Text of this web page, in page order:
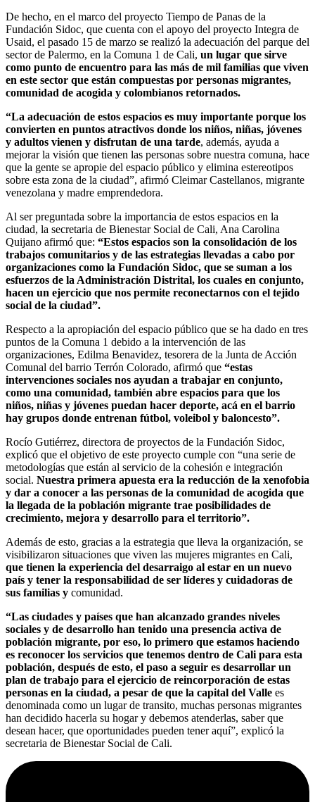
De hecho, en el marco del proyecto Tiempo de Panas de la
Fundación Sidoc, que cuenta con el apoyo del proyecto Integra de
Usaid, el pasado 15 de marzo se realizó la adecuación del parque del
sector de Palermo, en la Comuna 1 de Cali, un lugar que sirve
como punto de encuentro para las más de mil familias que viven
en este sector que están compuestas por personas migrantes,
comunidad de acogida y colombianos retornados.
“La adecuación de estos espacios es muy importante porque los
convierten en puntos atractivos donde los niños, niñas, jóvenes
y adultos vienen y disfrutan de una tarde, además, ayuda a
mejorar la visión que tienen las personas sobre nuestra comuna, hace
que la gente se apropie del espacio público y elimina estereotipos
sobre esta zona de la ciudad”, afirmó Cleimar Castellanos, migrante
venezolana y madre emprendedora.
Al ser preguntada sobre la importancia de estos espacios en la
ciudad, la secretaria de Bienestar Social de Cali, Ana Carolina
Quijano afirmó que: “Estos espacios son la consolidación de los
trabajos comunitarios y de las estrategias llevadas a cabo por
organizaciones como la Fundación Sidoc, que se suman a los
esfuerzos de la Administración Distrital, los cuales en conjunto,
hacen un ejercicio que nos permite reconectarnos con el tejido
social de la ciudad”.
Respecto a la apropiación del espacio público que se ha dado en tres
puntos de la Comuna 1 debido a la intervención de las
organizaciones, Edilma Benavidez, tesorera de la Junta de Acción
Comunal del barrio Terrón Colorado, afirmó que “estas
intervenciones sociales nos ayudan a trabajar en conjunto,
como una comunidad, también abre espacios para que los
niños, niñas y jóvenes puedan hacer deporte, acá en el barrio
hay grupos donde entrenan fútbol, voleibol y baloncesto”.
Rocío Gutiérrez, directora de proyectos de la Fundación Sidoc,
explicó que el objetivo de este proyecto cumple con “una serie de
metodologías que están al servicio de la cohesión e integración
social. Nuestra primera apuesta era la reducción de la xenofobia
y dar a conocer a las personas de la comunidad de acogida que
la llegada de la población migrante trae posibilidades de
crecimiento, mejora y desarrollo para el territorio”.
Además de esto, gracias a la estrategia que lleva la organización, se
visibilizaron situaciones que viven las mujeres migrantes en Cali,
que tienen la experiencia del desarraigo al estar en un nuevo
país y tener la responsabilidad de ser líderes y cuidadoras de
sus familias y comunidad.
“Las ciudades y países que han alcanzado grandes niveles
sociales y de desarrollo han tenido una presencia activa de
población migrante, por eso, lo primero que estamos haciendo
es reconocer los servicios que tenemos dentro de Cali para esta
población, después de esto, el paso a seguir es desarrollar un
plan de trabajo para el ejercicio de reincorporación de estas
personas en la ciudad, a pesar de que la capital del Valle es
denominada como un lugar de transito, muchas personas migrantes
han decidido hacerla su hogar y debemos atenderlas, saber que
desean hacer, que oportunidades pueden tener aquí”, explicó la
secretaria de Bienestar Social de Cali.